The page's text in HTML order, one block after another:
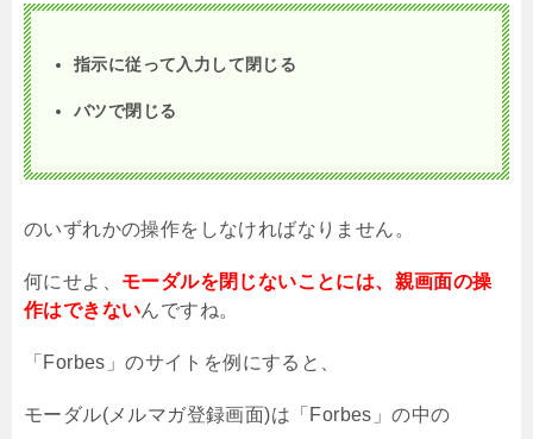
指示に従って入力して閉じる
バツで閉じる
のいずれかの操作をしなければなりません。
何にせよ、 モーダルを閉じないことには、親画面の操
作はできないんですね。
「 Forbes 」のサイトを例にすると、
モーダル(メルマガ登録画面)は「Forbes」の中の